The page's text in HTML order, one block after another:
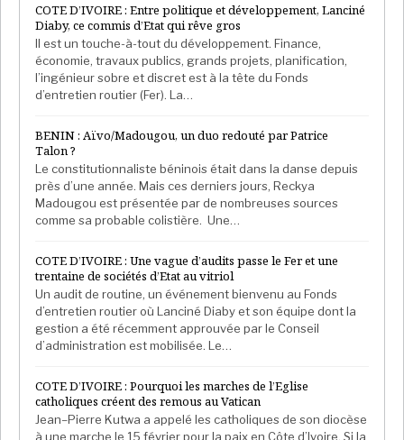
COTE D’IVOIRE : Entre politique et développement, Lanciné
Diaby, ce commis d’Etat qui rêve gros
Il est un touche-à-tout du développement. Finance,
économie, travaux publics, grands projets, planification,
l’ingénieur sobre et discret est à la tête du Fonds
d’entretien routier (Fer). La…
BENIN : Aïvo/Madougou, un duo redouté par Patrice
Talon ?
Le constitutionnaliste béninois était dans la danse depuis
près d’une année. Mais ces derniers jours, Reckya
Madougou est présentée par de nombreuses sources
comme sa probable colistière. Une…
COTE D’IVOIRE : Une vague d’audits passe le Fer et une
trentaine de sociétés d’Etat au vitriol
Un audit de routine, un événement bienvenu au Fonds
d’entretien routier où Lanciné Diaby et son équipe dont la
gestion a été récemment approuvée par le Conseil
d’administration est mobilisée. Le…
COTE D’IVOIRE : Pourquoi les marches de l’Eglise
catholiques créent des remous au Vatican
Jean–Pierre Kutwa a appelé les catholiques de son diocèse
à une marche le 15 février pour la paix en Côte d’Ivoire. Si la